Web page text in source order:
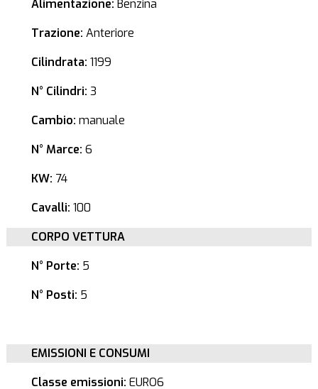
Alimentazione: Benzina
Trazione: Anteriore
Cilindrata: 1199
N° Cilindri: 3
Cambio: manuale
N° Marce: 6
KW: 74
Cavalli: 100
CORPO VETTURA
N° Porte: 5
N° Posti: 5
EMISSIONI E CONSUMI
Classe emissioni: EURO6